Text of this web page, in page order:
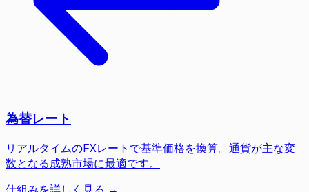
為替レート
リアルタイムのFXレートで基準価格を換算。通貨が主な変
数となる成熟市場に最適です。